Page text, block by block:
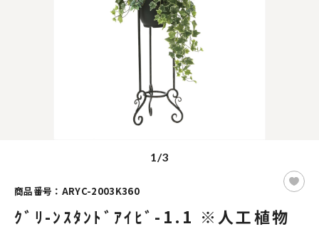
1/3
商品番号：ARYC-2003K360
ｸﾞﾘ-ﾝｽﾀﾝﾄﾞｱｲﾋﾞ-1.1 ※人工植物